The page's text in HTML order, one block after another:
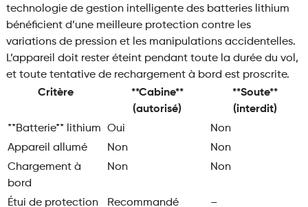
technologie de gestion intelligente des batteries lithium
bénéficient d’une meilleure protection contre les
variations de pression et les manipulations accidentelles.
L’appareil doit rester éteint pendant toute la durée du vol,
et toute tentative de rechargement à bord est proscrite.
Critère
**Cabine**
(autorisé)
**Soute**
(interdit)
**Batterie** lithium
Oui
Non
Appareil allumé
Non
Non
Chargement à
bord
Non Non
Étui de protection Recommandé
–